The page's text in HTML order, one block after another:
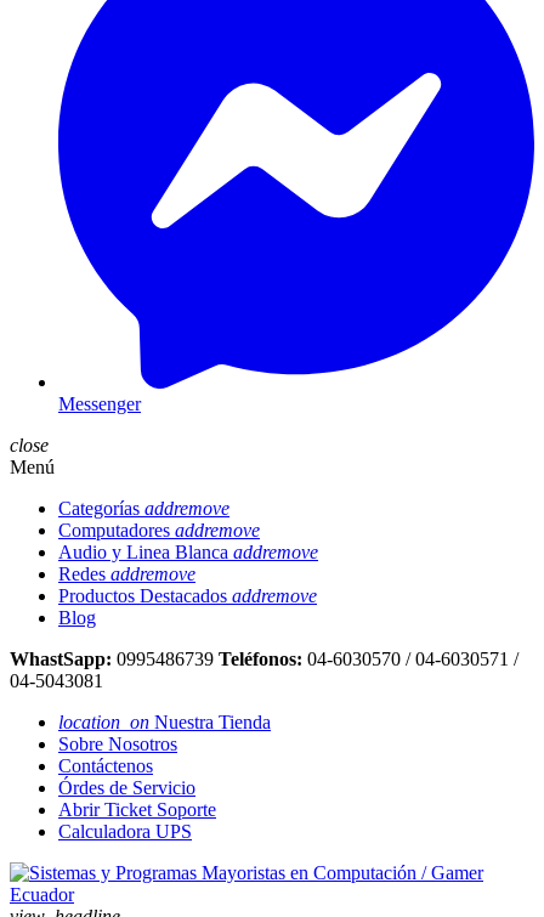
Messenger
close
Menú
Categorías addremove
Computadores addremove
Audio y Linea Blanca addremove
Redes addremove
Productos Destacados addremove
Blog
WhastSapp: 0995486739 Teléfonos: 04-6030570 / 04-6030571 /
04-5043081
location_on Nuestra Tienda
Sobre Nosotros
Contáctenos
Órdes de Servicio
Abrir Ticket Soporte
Calculadora UPS